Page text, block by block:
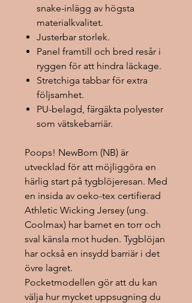
snake-inlägg av högsta
materialkvalitet.
Justerbar storlek.
Panel framtill och bred resår i
ryggen för att hindra läckage.
Stretchiga tabbar för extra
följsamhet.
PU-belagd, färgäkta polyester
som vätskebarriär.
Poops! NewBorn (NB) är
utvecklad för att möjliggöra en
härlig start på tygblöjeresan. Med
en insida av oeko-tex certifierad
Athletic Wicking Jersey (ung.
Coolmax) har barnet en torr och
sval känsla mot huden. Tygblöjan
har också en insydd barriär i det
övre lagret.
Pocketmodellen gör att du kan
välja hur mycket uppsugning du